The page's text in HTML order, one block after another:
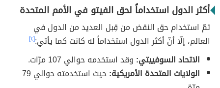
أكثر الدول استخداماً لحق الفيتو في الأمم المتحدة
تمّ استخدام حق النقض من قِبل العديد من الدول في
العالم، إلّا أنّ أكثر الدول استخداماً له كانت كما يأتي:[٢]
الاتحاد السوفييتي: وقد استخدمه حوالي 107 مرّات.
الولايات المتحدة الأمريكية:
حيث استخدمته حوالي 79